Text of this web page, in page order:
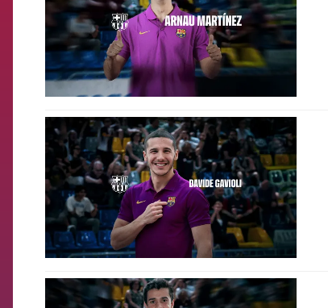
FCB Barcelona badge
FCB Barcelona badge